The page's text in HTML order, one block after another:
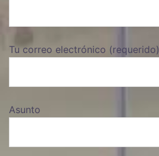
Tu correo electrónico (requerido)
Asunto